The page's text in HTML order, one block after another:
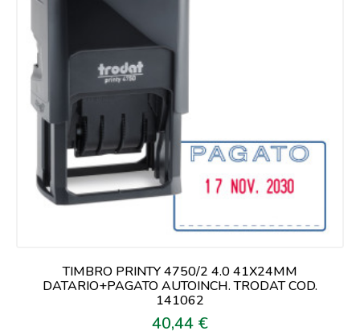
TIMBRO PRINTY 4750/2 4.0 41X24MM
DATARIO+PAGATO AUTOINCH. TRODAT COD.
141062
Prezzo
40,44 €